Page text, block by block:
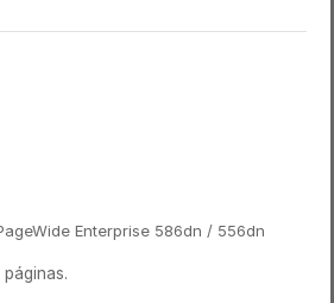
Enterprise 586dn / 556dn